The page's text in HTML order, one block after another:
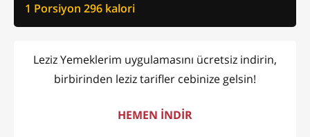
1 Porsiyon 296 kalori
Leziz Yemeklerim uygulamasını ücretsiz indirin,
birbirinden leziz tarifler cebinize gelsin!
HEMEN İNDİR